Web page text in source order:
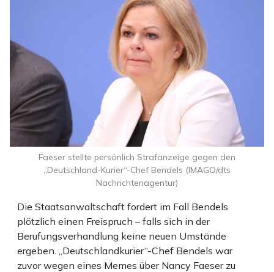
Die Staatsanwaltschaft fordert im Fall Bendels
plötzlich einen Freispruch – falls sich in der
Berufungsverhandlung keine neuen Umstände
ergeben. „Deutschlandkurier“-Chef Bendels war
zuvor wegen eines Memes über Nancy Faeser zu
Faeser stellte persönlich Strafanzeige gegen den
„Deutschland-Kurier“-Chef Bendels (IMAGO/dts
Nachrichtenagentur)